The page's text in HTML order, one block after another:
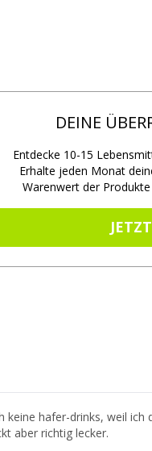
DEINE
Entdecke 10-15
Erhalte jeden Monat
Warenwert der
keine hafer-drinks, weil
aber richtig lecker.